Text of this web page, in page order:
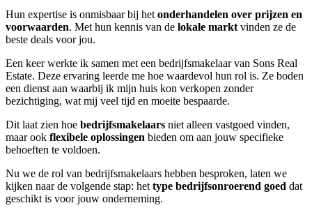
Hun expertise is onmisbaar bij het onderhandelen over prijzen en
voorwaarden. Met hun kennis van de lokale markt vinden ze de
beste deals voor jou.
Een keer werkte ik samen met een bedrijfsmakelaar van Sons Real
Estate. Deze ervaring leerde me hoe waardevol hun rol is. Ze boden
een dienst aan waarbij ik mijn huis kon verkopen zonder
bezichtiging, wat mij veel tijd en moeite bespaarde.
Dit laat zien hoe bedrijfsmakelaars niet alleen vastgoed vinden,
maar ook flexibele oplossingen bieden om aan jouw specifieke
behoeften te voldoen.
Nu we de rol van bedrijfsmakelaars hebben besproken, laten we
kijken naar de volgende stap: het type bedrijfsonroerend goed dat
geschikt is voor jouw onderneming.